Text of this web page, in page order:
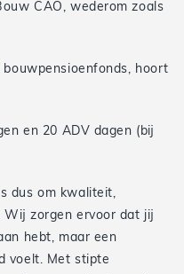
CAO, wederom zoals
hoort
en 20 ADV dagen (bij
dus om kwaliteit,
Wij zorgen ervoor dat jij
hebt, maar een
voelt. Met stipte